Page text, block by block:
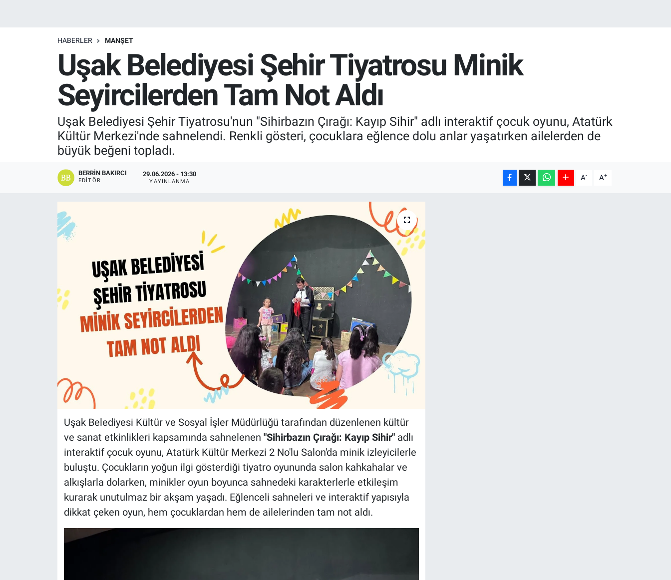
HABERLER MANŞET
Uşak Belediyesi Şehir Tiyatrosu Minik
Seyircilerden Tam Not Aldı
Uşak Belediyesi Şehir Tiyatrosu'nun "Sihirbazın Çırağı: Kayıp Sihir" adlı interaktif çocuk oyunu, Atatürk
Kültür Merkezi'nde sahnelendi. Renkli gösteri, çocuklara eğlence dolu anlar yaşatırken ailelerden de
büyük beğeni topladı.
BERRIN BAKIRCI
EDITÖR
29.06.2026 - 13:30
YAYINLANMA A- A+
Uşak Belediyesi Kültür ve Sosyal İşler Müdürlüğü tarafından düzenlenen kültür
ve sanat etkinlikleri kapsamında sahnelenen "Sihirbazın Çırağı: Kayıp Sihir"adlı
interaktif çocuk oyunu, Atatürk Kültür Merkezi 2 No'lu Salon'da minik izleyicilerle
buluştu. Çocukların yoğun ilgi gösterdiği tiyatro oyununda salon kahkahalar ve
alkışlarla dolarken, minikler oyun boyunca sahnedeki karakterlerle etkileşim
kurarak unutulmaz bir akşam yaşadı. Eğlenceli sahneleri ve interaktif yapısıyla
dikkat çeken oyun, hem çocuklardan hem de ailelerinden tam not aldı.
Resmi İlanlar
Son Dakika
Uşak Haberleri